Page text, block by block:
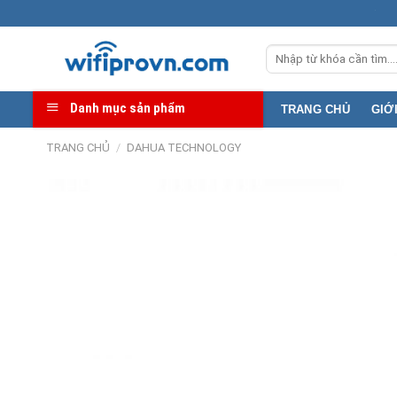
to
Tìm
kiếm:
Danh mục sản phẩm TRANG CHỦ
TRANG CHỦ / DAHUA TECHNOLOGY